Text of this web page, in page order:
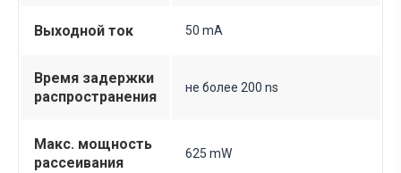
Выходной ток 50 mA
Время задержки
распространения
не более 200 ns
Макс. мощность
рассеивания
625 mW